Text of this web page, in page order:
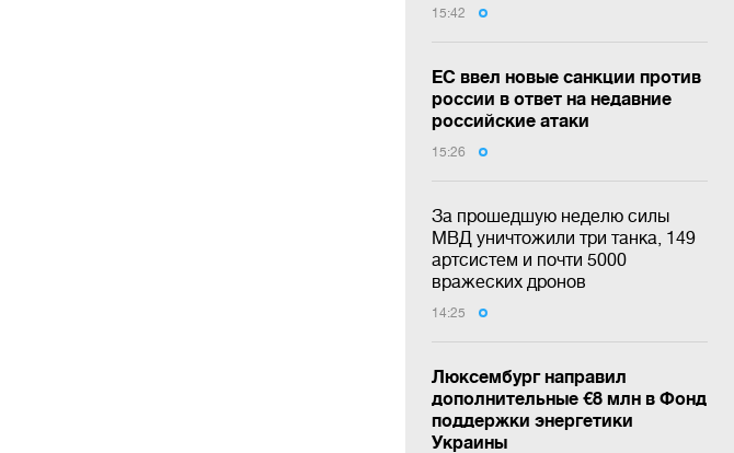
15:42
ЕС ввел новые санкции против
россии в ответ на недавние
российские атаки
15:26
За прошедшую неделю силы
МВД уничтожили три танка, 149
артсистем и почти 5000
вражеских дронов
14:25
Люксембург направил
дополнительные €8 млн в Фонд
поддержки энергетики
Украины